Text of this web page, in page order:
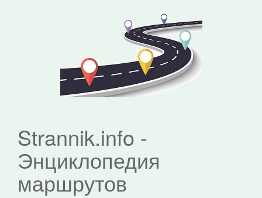
Strannik.info -
Энциклопедия
маршрутов